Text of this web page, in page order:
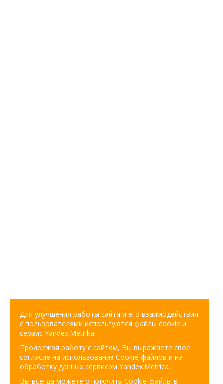
Для улучшения работы сайта и его взаимодействия
с пользователями используются файлы cookie и
сервис Yandex.Metrika.
Продолжая работу с сайтом, Вы выражаете свое
согласие на использование Cookie-файлов и на
обработку данных сервисом Yandex.Metrica.
Вы всегда можете отключить Cookie-файлы в